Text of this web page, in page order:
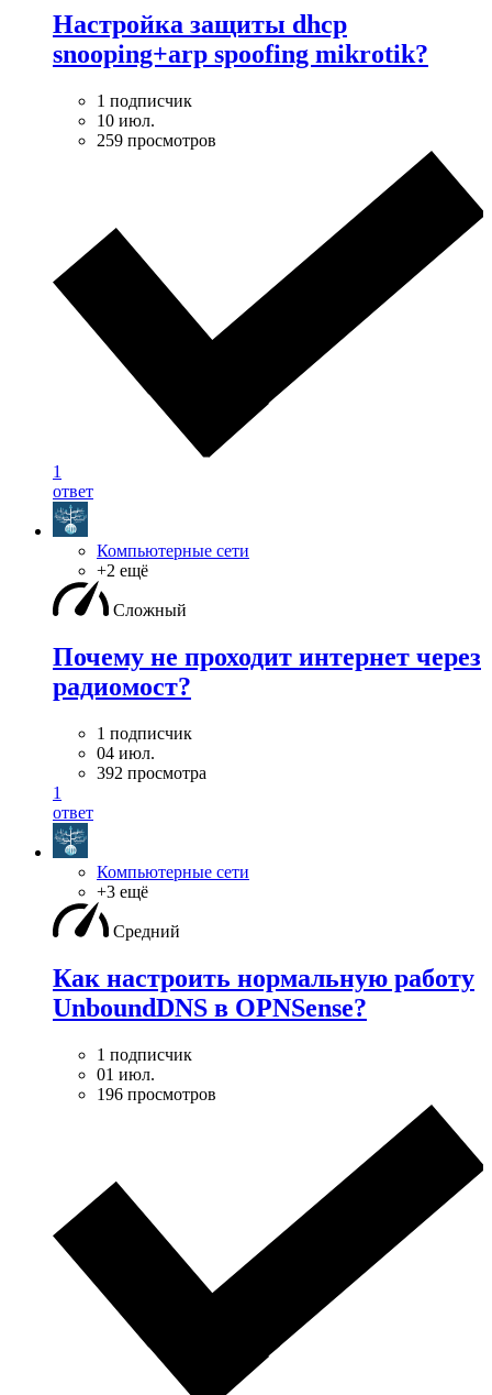
Настройка защиты dhcp
snooping+arp spoofing mikrotik?
1 подписчик
10 июл.
259 просмотров
1
ответ
Компьютерные сети
+2 ещё
Сложный
Почему не проходит интернет через
радиомост?
1 подписчик
04 июл.
392 просмотра
1
ответ
Компьютерные сети
+3 ещё
Средний
Как настроить нормальную работу
UnboundDNS в OPNSense?
1 подписчик
01 июл.
196 просмотров